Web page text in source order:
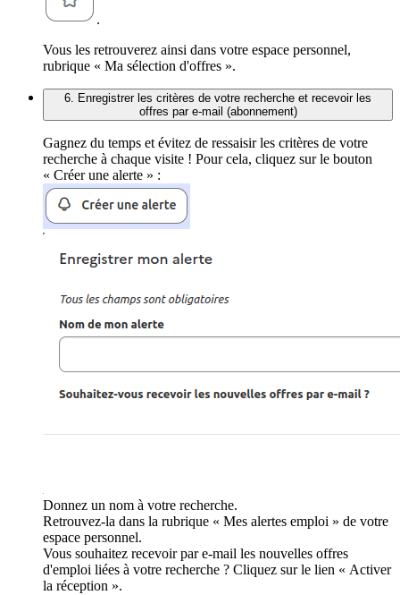
.
Vous les retrouverez ainsi dans votre espace personnel,
rubrique « Ma sélection d'offres ».
6. Enregistrer les critères de votre recherche et recevoir les
offres par e-mail (abonnement)
Gagnez du temps et évitez de ressaisir les critères de votre
recherche à chaque visite ! Pour cela, cliquez sur le bouton
« Créer une alerte » :
Donnez un nom à votre recherche.
Retrouvez-la dans la rubrique « Mes alertes emploi » de votre
espace personnel.
Vous souhaitez recevoir par e-mail les nouvelles offres
d'emploi liées à votre recherche ? Cliquez sur le lien « Activer
la réception ».